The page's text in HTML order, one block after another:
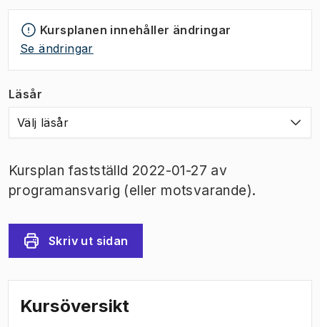
Kursplanen innehåller ändringar
Se ändringar
Läsår
Välj läsår
Kursplan fastställd 2022-01-27 av
programansvarig (eller motsvarande).
Skriv ut sidan
Kursöversikt